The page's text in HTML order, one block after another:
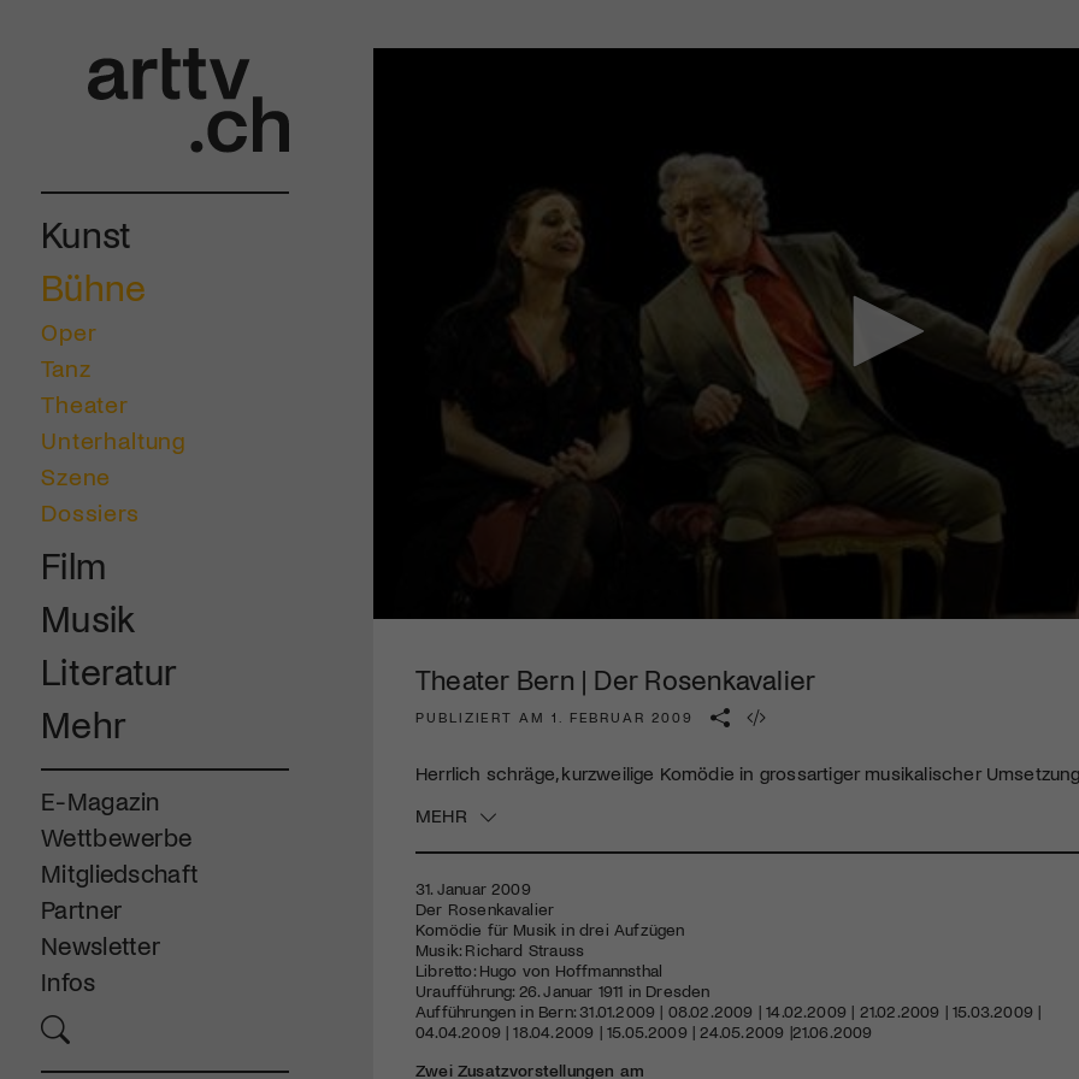
Kunst
Bühne
Oper
Tanz
Theater
Unterhaltung
Szene
Dossiers
Film
Musik
Literatur
Mehr
E-Magazin
Wettbewerbe
Mitgliedschaft
Partner
Newsletter
Infos
Theater Bern | Der Rosenkavalier
PUBLIZIERT AM 1. FEBRUAR 2009
Herrlich schräge, kurzweilige Komödie in grossartiger musikalischer
MEHR
31. Januar 2009
Der Rosenkavalier
Komödie für Musik in drei Aufzügen
Musik: Richard Strauss
Libretto: Hugo von Hoffmannsthal
Uraufführung: 26. Januar 1911 in Dresden
Aufführungen in Bern: 31.01.2009 | 08.02.2009 | 14.02.2009 | 21.02.2009 | 15.03.2009 |
04.04.2009 | 18.04.2009 | 15.05.2009 | 24.05.2009 |21.06.2009
Zwei Zusatzvorstellungen am
Mach mit: «Be Part of the Art»!
Engagiere dich als Kulturliebhaber:in, Kulturschaffende(r) oder
Kulturinstitution und unterstütze unsere Arbeit.
diversen Kulturevents.
Jetzt Mitglied werden